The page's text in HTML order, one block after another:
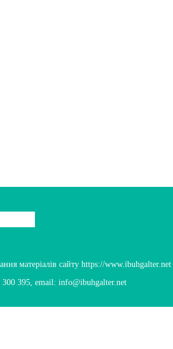
матеріалів сайту https://www.ibuhgalter.net
300 395, email: info@ibuhgalter.net